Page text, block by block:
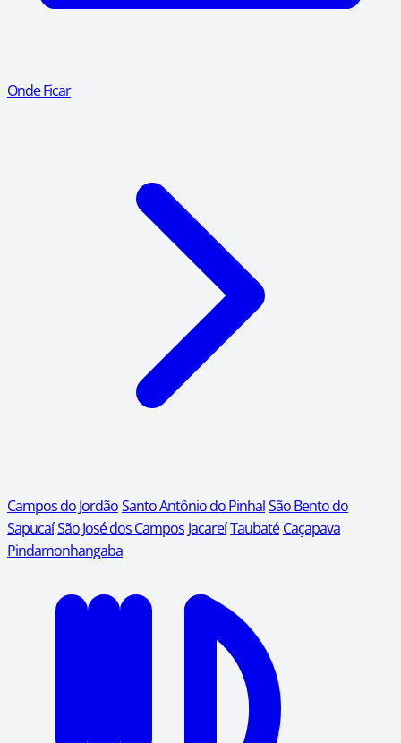
Onde Ficar
Campos do JordãoSanto Antônio do PinhalSão Bento do
SapucaíSão José dos Campos JacareíTaubaté Caçapava
Pindamonhangaba